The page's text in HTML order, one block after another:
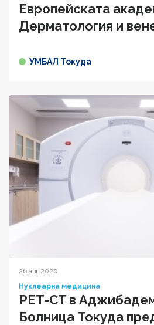
Европейската
Дерматология и
УМБАЛ Токуда
26 авг 2020
Нуклеарна медицина
PET-CT в
Болница Токуда